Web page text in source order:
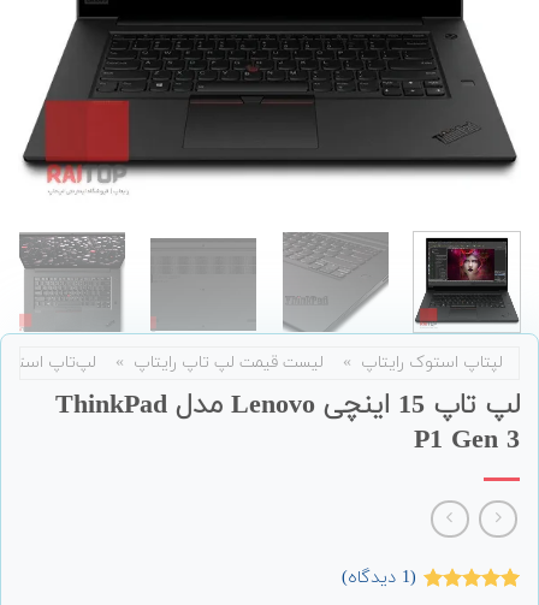
لپتاپ استوک رایتاپ » لیست قیمت لپ تاپ رایتاپ » لپ‌تاپ
لپ تاپ 15 اینچی Lenovo مدل ThinkPad
P1 Gen 3
(
1 دیدگاه)